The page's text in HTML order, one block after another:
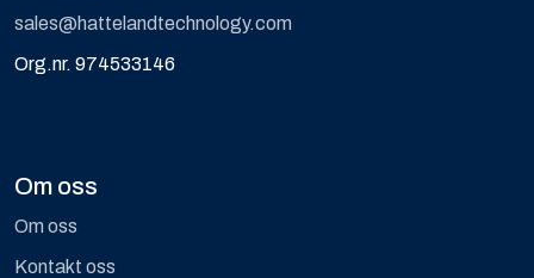
sales@hattelandtechnology.com
Org.nr. 974533146
Om oss
Om oss
Kontakt oss